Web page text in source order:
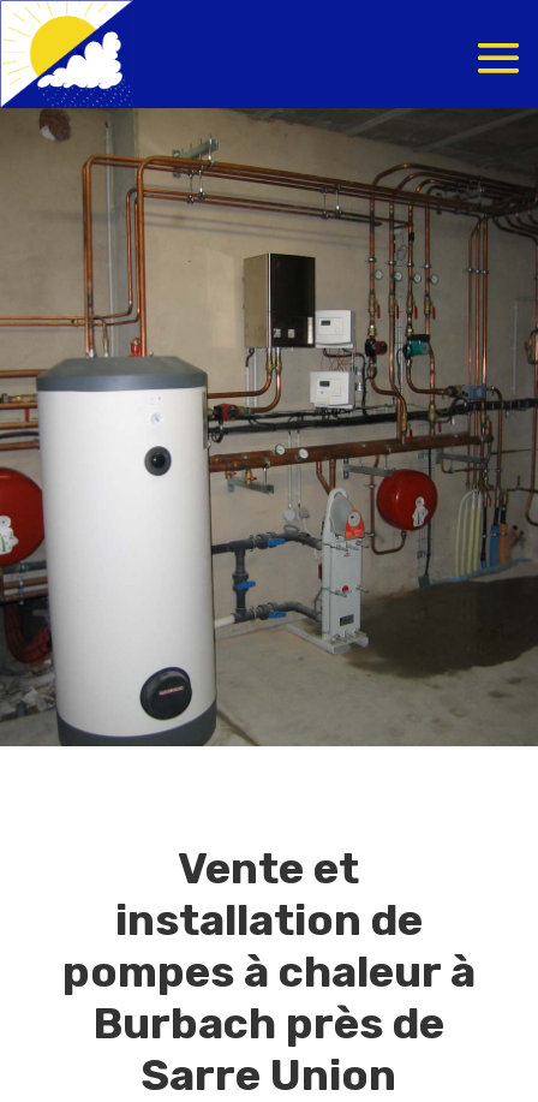
Vente et installation
de pompes à chaleur à
Burbach près de Sarre
Union
Une solution additionnelle pour réduire
votre facture de chauffage.
DEMANDEZ UN DEVIS
Vente et
installation de
pompes à chaleur à
Burbach près de
Sarre Union